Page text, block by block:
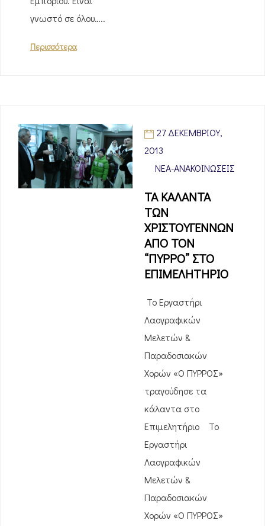
γνωστό σε όλου…..
Περισσότερα
27 ΔΕΚΕΜΒΡΊΟΥ,
2013
ΝΈΑ-ΑΝΑΚΟΙΝΏΣΕΙΣ
ΤΑ ΚΑΛΑΝΤΑ
ΤΩΝ
ΧΡΙΣΤΟΥΓΕΝΝΩΝ
ΑΠΟ ΤΟΝ
“ΠΥΡΡΟ” ΣΤΟ
ΕΠΙΜΕΛΗΤΗΡΙΟ
Το Εργαστήρι
Λαογραφικών
Μελετών &
Παραδοσιακών
Χορών «Ο ΠΥΡΡΟΣ»
τραγούδησε τα
κάλαντα στο
Επιμελητήριο Το
Εργαστήρι
Λαογραφικών
Μελετών &
Παραδοσιακών
Χορών «Ο ΠΥΡΡΟΣ»